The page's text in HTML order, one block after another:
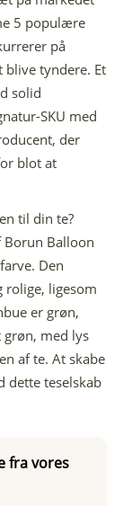
5 populære
på
blive tyndere. Et
solid
SKU med
der
blot at
til din te?
Borun Balloon
Den
rolige, ligesom
er grøn,
med lys
af ​​te. At skabe
dette teselskab
fra vores